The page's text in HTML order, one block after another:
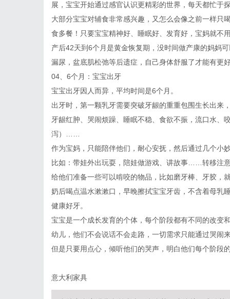
展，宝宝开始通过感官认识更精彩的世界，每天都忙于
大部分宝宝对辅食非常感兴趣，又怎么会像之前一样只
食多餐！只要宝宝精神好、睡眠好、发育好，宝妈就不
产后42天到6个月是黄金恢复期，没时间做产康的妈妈
漏尿，盆底肌松弛等后遗症，自己身体舒服了才能有更
04、6个月：宝宝出牙
宝宝出牙因人而异，平均时间是6个月。
出牙时，第一颗乳牙需要突破牙龈的重重包围生长出来
牙龈红肿、哭闹烦躁、睡眠不稳、食欲不振，流口水、
泻）……
作为宝妈，只能陪伴他们，耐心安抚，然后通过几个小
比如：带娃外出玩耍，陪娃做游戏、讲故事……转移注
给他们准备一些可以啃咬的物品，比如磨牙棒、牙胶，
奶后喝点温水漱漱口，早晚擦拭宝宝牙齿，不含着母
健康好牙。
宝宝是一个成长发育的个体，每个阶段都有不同的改变
幼儿，他们不会说话不会走路，一切需求只能通过哭闹
但是只要用点心，倾听他们的哭声，明白他们每个阶段
意大利家具